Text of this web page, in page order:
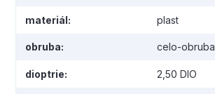
materiál plast
obruba celo-obruba
dioptrie 2,50 DIO